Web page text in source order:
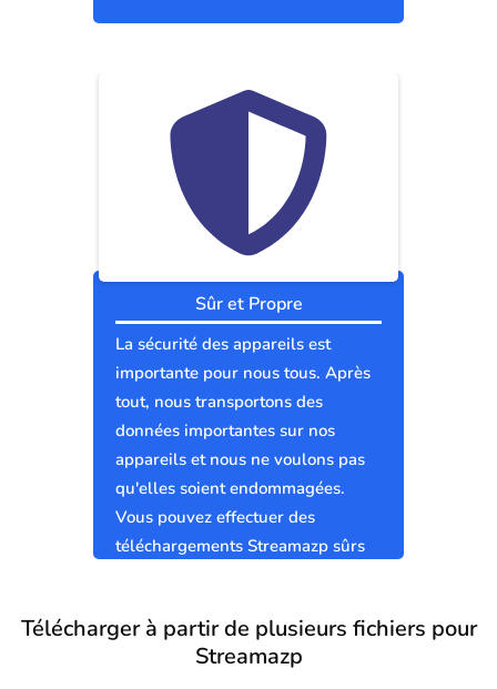
Sûr et Propre
La sécurité des appareils est
importante pour nous tous. Après
tout, nous transportons des
données importantes sur nos
appareils et nous ne voulons pas
qu'elles soient endommagées.
Vous pouvez effectuer des
téléchargements Streamazp sûrs
Télécharger à partir de plusieurs fichiers pour
Streamazp